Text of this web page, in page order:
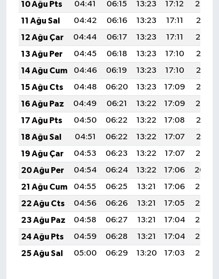
10 Ağu Pts
04:41 06:15 13:23 17:12
20:22
11 Ağu Sal
04:42 06:16 13:23 17:11
20:21
12 Ağu Çar
04:44 06:17 13:23 17:11
20:19
13 Ağu Per
04:45 06:18 13:23 17:10
20:18
14 Ağu Cum
04:46 06:19 13:23 17:10
20:17
15 Ağu Cts
04:48 06:20 13:23 17:09
20:16
16 Ağu Paz
04:49 06:21 13:22 17:09
20:14
17 Ağu Pts
04:50 06:22 13:22 17:08
20:13
18 Ağu Sal
04:51 06:22 13:22 17:07
20:12
19 Ağu Çar
04:53 06:23 13:22 17:07
20:10
20 Ağu Per
04:54 06:24 13:22 17:06
20:09
21 Ağu Cum
04:55 06:25 13:21 17:06
20:08
22 Ağu Cts
04:56 06:26 13:21 17:05
20:06
23 Ağu Paz
04:58 06:27 13:21 17:04
20:05
24 Ağu Pts
04:59 06:28 13:21 17:04
20:03
25 Ağu Sal
05:00 06:29 13:20 17:03 20:02